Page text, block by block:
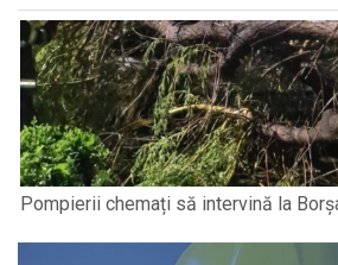
Pompierii chemați să intervină la